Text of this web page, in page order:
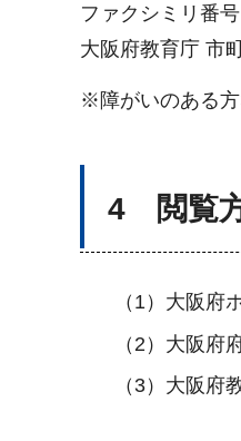
ファクシミリ番
大阪府教育庁 市
※障がいのある
4 閲覧
（1）大阪府
（2）大阪府
（3）大阪府